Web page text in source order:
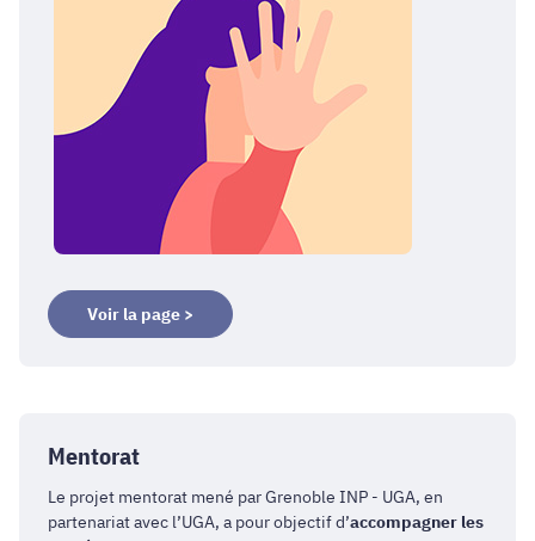
Voir la page >
Mentorat
Le projet mentorat mené par Grenoble INP - UGA, en
partenariat avec l’UGA, a pour objectif d’accompagner les